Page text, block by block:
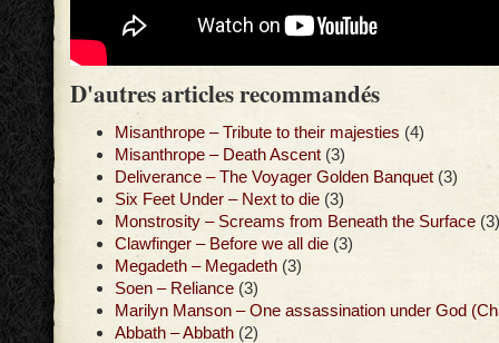
D'autres articles recommandés
Misanthrope – Tribute to their majesties (4)
Misanthrope – Death Ascent (3)
Deliverance – The Voyager Golden Banquet (3)
Six Feet Under – Next to die (3)
Monstrosity – Screams from Beneath the Surface (3)
Clawfinger – Before we all die (3)
Megadeth – Megadeth (3)
Soen – Reliance (3)
Marilyn Manson – One assassination under God
Abbath – Abbath (2)